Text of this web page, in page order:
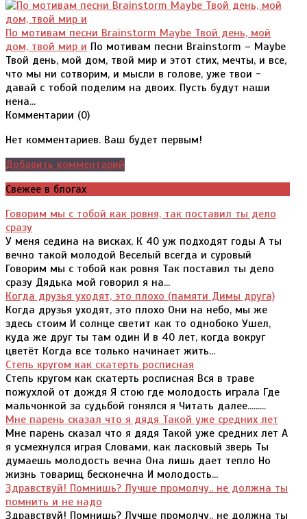
По мотивам песни Brainstorm Maybe Твой день, мой
дом, твой мир и По мотивам песни Brainstorm – Maybe
Твой день, мой дом, твой мир и этот стих, мечты, и все,
что мы ни сотворим, и мысли в голове, уже твои -
давай с тобой поделим на двоих. Пусть будут наши
нена...
Комментарии (0)
Нет комментариев. Ваш будет первым!
Добавить комментарий
Свежее в блогах
Говорим мы с тобой как ровня, так поставил ты дело
сразу
У меня седина на висках, К 40 уж подходят годы А ты
вечно такой молодой Веселый всегда и суровый
Говорим мы с тобой как ровня Так поставил ты дело
сразу Дядька мой говорил я на...
Когда друзья уходят, это плохо (памяти Димы друга)
Когда друзья уходят, это плохо Они на небо, мы же
здесь стоим И солнце светит как то однобоко Ушел,
куда же друг ты там один И в 40 лет, когда вокруг
цветёт Когда все только начинает жить...
Степь кругом как скатерть росписная
Степь кругом как скатерть росписная Вся в траве
пожухлой от дождя Я стою где молодость играла Где
мальчонкой за судьбой гонялся я Читать далее.........
Мне парень сказал что я дядя Такой уже средних лет
Мне парень сказал что я дядя Такой уже средних лет А
я усмехнулся играя Словами, как ласковый зверь Ты
думаешь молодость вечна Она лишь дает тепло Но
жизнь товарищ бесконечна И молодость...
Здравствуй! Помнишь? Лучше промолчу.. не должна ты
помнить и не надо
Здравствуй! Помнишь? Лучше промолчу.. не должна ты